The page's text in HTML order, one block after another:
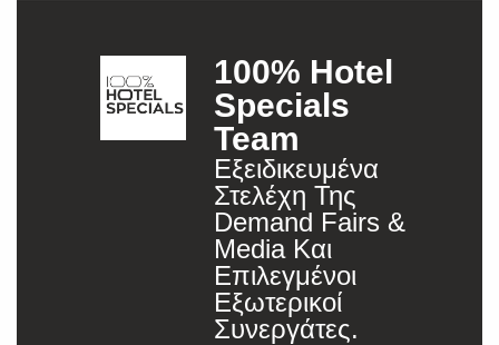
100% Hotel
Specials
Team
Εξειδικευμένα
Στελέχη Της
Demand Fairs &
Media Και
Επιλεγμένοι
Εξωτερικοί
Συνεργάτες.